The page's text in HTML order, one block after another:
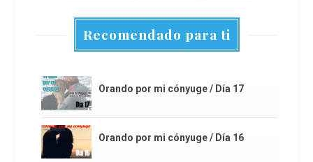
Recomendado para ti
Orando por mi cónyuge / Día 17
Orando por mi cónyuge / Día 16